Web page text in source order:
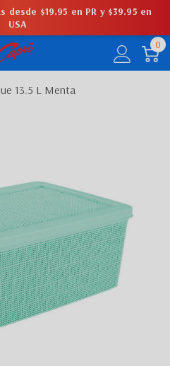
desde $19.95 en PR y $39.95 en
USA
0
13.5 L Menta